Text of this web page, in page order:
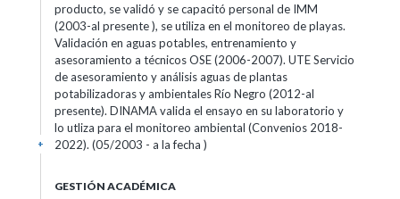
producto, se validó y se capacitó personal de IMM
(2003-al presente ), se utiliza en el monitoreo de playas.
Validación en aguas potables, entrenamiento y
asesoramiento a técnicos OSE (2006-2007). UTE Servicio
de asesoramiento y análisis aguas de plantas
potabilizadoras y ambientales Río Negro (2012-al
presente). DINAMA valida el ensayo en su laboratorio y
lo utliza para el monitoreo ambiental (Convenios 2018-
2022). (05/2003 - a la fecha )
+
GESTIÓN ACADÉMICA